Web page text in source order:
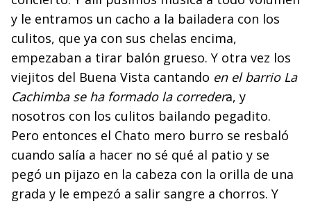
y le entramos un cacho a la bailadera con los
culitos, que ya con sus chelas encima,
empezaban a tirar balón grueso. Y otra vez los
viejitos del Buena Vista cantando en el barrio La
Cachimba se ha formado la corredera, y
nosotros con los culitos bailando pegadito.
Pero entonces el Chato mero burro se resbaló
cuando salía a hacer no sé qué al patio y se
pegó un pijazo en la cabeza con la orilla de una
grada y le empezó a salir sangre a chorros. Y